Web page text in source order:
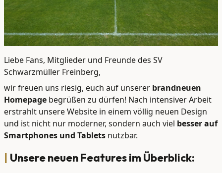
Liebe Fans, Mitglieder und Freunde des SV
Schwarzmüller Freinberg,
wir freuen uns riesig, euch auf unserer brandneuen
Homepage begrüßen zu dürfen! Nach intensiver Arbeit
erstrahlt unsere Website in einem völlig neuen Design
und ist nicht nur moderner, sondern auch viel besser auf
Smartphones und Tablets nutzbar.
Unsere neuen Features im Überblick: